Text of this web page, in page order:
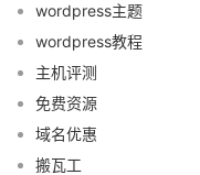
wordpress主题
wordpress教程
主机评测
免费资源
域名优惠
搬瓦工